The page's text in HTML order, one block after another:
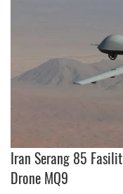
Iran Serang 85
Drone MQ9